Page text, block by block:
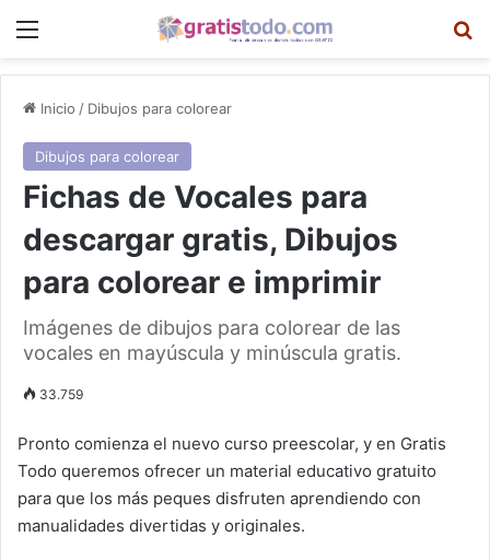
Menú
Inicio / Dibujos para colorear
Dibujos para colorear
Fichas de Vocales para
descargar gratis, Dibujos
para colorear e imprimir
Imágenes de dibujos para colorear de las
vocales en mayúscula y minúscula gratis.
33.759
Pronto comienza el nuevo curso preescolar, y en Gratis
Todo queremos ofrecer un material educativo gratuito
para que los más peques disfruten aprendiendo con
manualidades divertidas y originales.